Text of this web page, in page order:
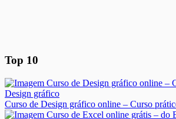
Top 10
Curso de Design gráfico online – Curso